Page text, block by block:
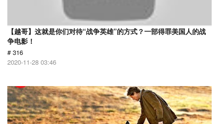
【越哥】这就是你们对待“战争英雄”的方式？一部得罪美国人的战
争电影！
# 316
2020-11-28 03:46